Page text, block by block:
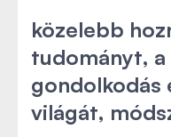
közelebb
tudományt,
gondolkodás
világát,